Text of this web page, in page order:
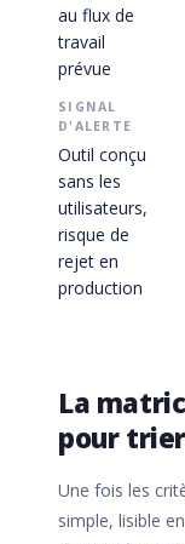
au flux de
travail
prévue
Outil conçu
sans les
utilisateurs,
risque de
rejet en
production
La
pour
Une fois les
simple, lisible